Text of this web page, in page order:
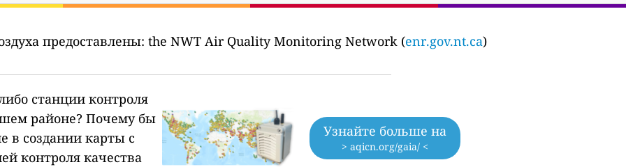
предоставлены: the NWT Air Quality Monitoring Network (enr.gov.nt.ca)
станции контроля
районе? Почему бы
в создании карты с
контроля качества
Узнайте больше на
> aqicn.org/gaia/ <